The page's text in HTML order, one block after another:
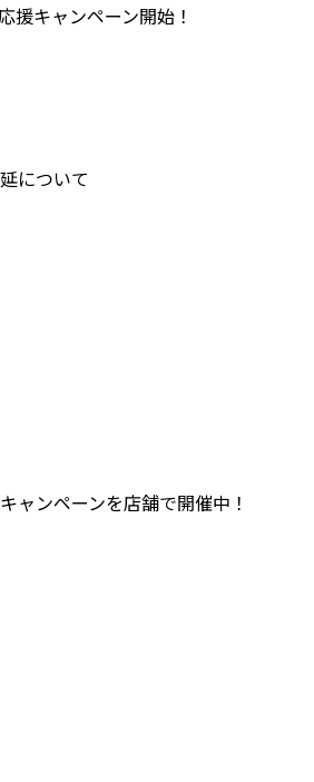
援キャンペーン開始！
について
ャンペーンを店舗で開催中！